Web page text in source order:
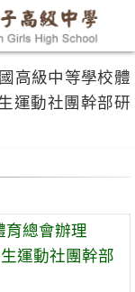
高級中等學校體
運動社團幹部研
育總會辦理
運動社團幹部